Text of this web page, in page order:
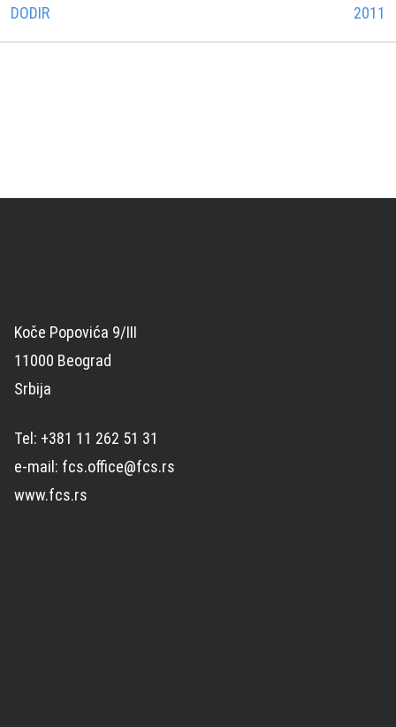
DODIR 2011
Koče Popovića 9/III
11000 Beograd
Srbija
Tel: +381 11 262 51 31
e-mail: fcs.office@fcs.rs
www.fcs.rs